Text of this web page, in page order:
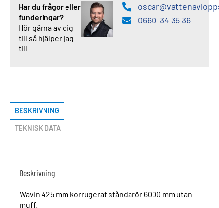
Har du frågor eller
funderingar?
Hör gärna av dig
till så hjälper jag
till
0660-34 35 36
BESKRIVNING
TEKNISK DATA
Beskrivning
Wavin 425 mm korrugerat ståndarör 6000 mm utan
muff.